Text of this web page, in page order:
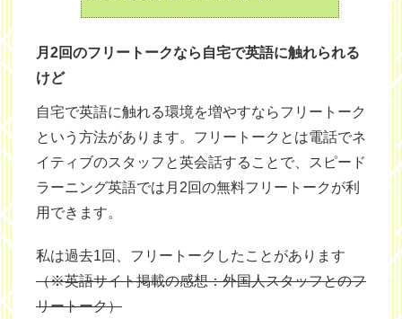
月2回のフリートークなら自宅で英語に触れられる
けど
自宅で英語に触れる環境を増やすならフリートーク
という方法があります。フリートークとは電話でネ
イティブのスタッフと英会話することで、スピード
ラーニング英語では月2回の無料フリートークが利
用できます。
私は過去1回、フリートークしたことがあります
（※英語サイト掲載の感想：外国人スタッフとのフ
リートーク）